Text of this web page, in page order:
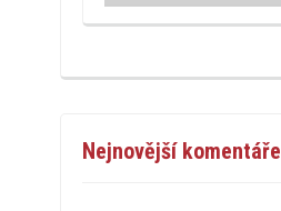
Nejnovější komentáře